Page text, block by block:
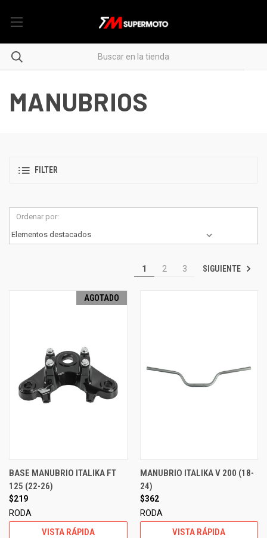
MANUBRIOS
FILTER
Ordenar por:
1 2 3 SIGUIENTE
AGOTADO
BASE MANUBRIO ITALIKA FT
125 (22-26)
$219
RODA
VISTA RÁPIDA
MANUBRIO ITALIKA V 200 (18-
24)
$362
RODA
VISTA RÁPIDA